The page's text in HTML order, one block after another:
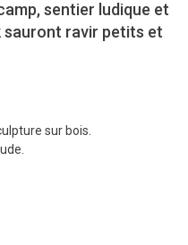
sentier ludique et
sauront ravir petits et
sur bois.